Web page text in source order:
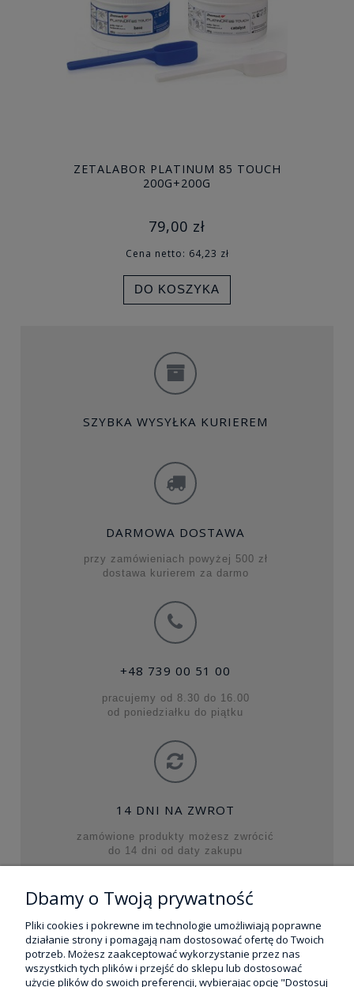
ZETALABOR PLATINUM 85 TOUCH
200G+200G
79,00 zł
Cena netto: 64,23 zł
DO KOSZYKA
SZYBKA WYSYŁKA KURIEREM
DARMOWA DOSTAWA
przy zamówieniach powyżej 500 zł
dostawa kurierem za darmo
+48 739 00 51 00
pracujemy od 8.30 do 16.00
od poniedziałku do piątku
14 DNI NA ZWROT
zamówione produkty możesz zwrócić
do 14 dni od daty zakupu
MOJE KONTO
REALIZACJA ZAKUPÓW
Dbamy o Twoją prywatność
Pliki cookies i pokrewne im technologie umożliwiają poprawne
działanie strony i pomagają nam dostosować ofertę do Twoich
potrzeb. Możesz zaakceptować wykorzystanie przez nas
wszystkich tych plików i przejść do sklepu lub dostosować
użycie plików do swoich preferencji, wybierając opcję "Dostosuj